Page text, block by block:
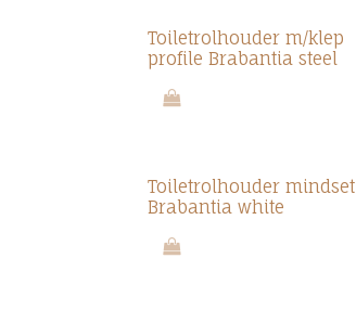
Toiletrolhouder m/klep
profile Brabantia steel
Toiletrolhouder mindset
Brabantia white